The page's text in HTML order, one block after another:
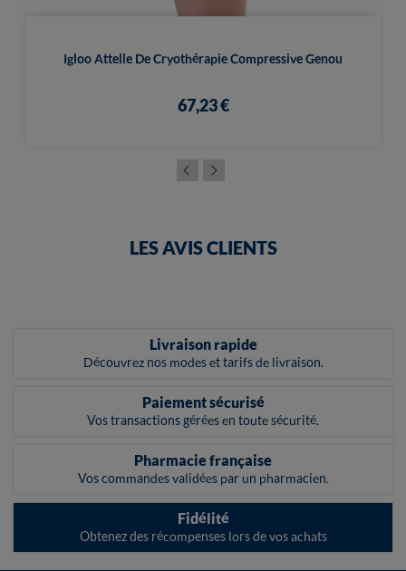
Igloo Attelle De Cryothérapie Compressive Genou
67,23 €
LES AVIS CLIENTS
Livraison rapide
Découvrez nos modes et tarifs de livraison.
Paiement sécurisé
Vos transactions gérées en toute sécurité.
Pharmacie française
Vos commandes validées par un pharmacien.
Fidélité
Obtenez des récompenses lors de vos achats